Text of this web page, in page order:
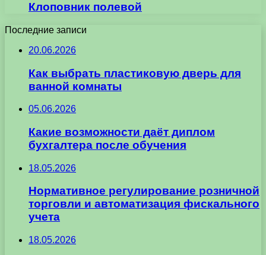
Клоповник полевой
Последние записи
20.06.2026
Как выбрать пластиковую дверь для
ванной комнаты
05.06.2026
Какие возможности даёт диплом
бухгалтера после обучения
18.05.2026
Нормативное регулирование розничной
торговли и автоматизация фискального
учета
18.05.2026